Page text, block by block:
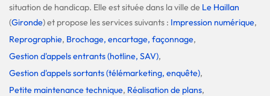
situation de handicap. Elle est située dans la ville de Le Haillan
(Gironde) et propose les services suivants : Impression numérique,
Reprographie, Brochage, encartage, façonnage,
Gestion d'appels entrants (hotline, SAV),
Gestion d'appels sortants (télémarketing, enquête),
Petite maintenance technique, Réalisation de plans,